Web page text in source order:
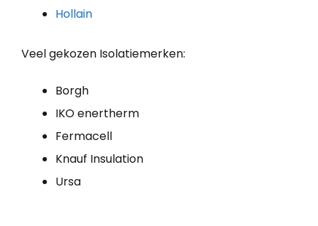
Hollain
Veel gekozen Isolatiemerken:
Borgh
IKO enertherm
Fermacell
Knauf Insulation
Ursa